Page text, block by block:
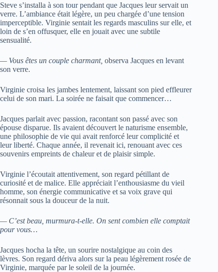
Steve s’installa à son tour pendant que Jacques leur servait un
verre. L’ambiance était légère, un peu chargée d’une tension
imperceptible. Virginie sentait les regards masculins sur elle, et
loin de s’en offusquer, elle en jouait avec une subtile
sensualité.
— Vous êtes un couple charmant, observa Jacques en levant
son verre.
Virginie croisa les jambes lentement, laissant son pied effleurer
celui de son mari. La soirée ne faisait que commencer…
Jacques parlait avec passion, racontant son passé avec son
épouse disparue. Ils avaient découvert le naturisme ensemble,
une philosophie de vie qui avait renforcé leur complicité et
leur liberté. Chaque année, il revenait ici, renouant avec ces
souvenirs empreints de chaleur et de plaisir simple.
Virginie l’écoutait attentivement, son regard pétillant de
curiosité et de malice. Elle appréciait l’enthousiasme du vieil
homme, son énergie communicative et sa voix grave qui
résonnait sous la douceur de la nuit.
— C’est beau, murmura-t-elle. On sent combien elle comptait
pour vous…
Jacques hocha la tête, un sourire nostalgique au coin des
lèvres. Son regard dériva alors sur la peau légèrement rosée de
Virginie, marquée par le soleil de la journée.